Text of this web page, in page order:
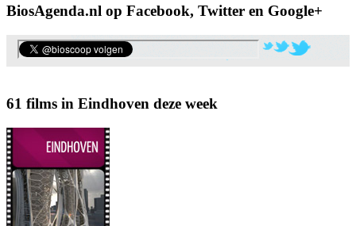
BiosAgenda.nl op Facebook, Twitter en Google+
61 films in Eindhoven deze week